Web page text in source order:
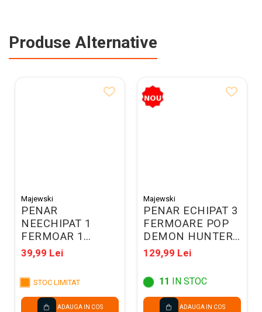
Produse Alternative
Majewski
PENAR
NEECHIPAT 1
FERMOAR 1
EXTENSIE
ST.RIGHT PC-01
TURBO KICK
697425
39,99 Lei
STOC LIMITAT
ADAUGA IN COS
Majewski
PENAR ECHIPAT 3
FERMOARE POP
DEMON HUNTERS
VIOLET 304835
129,99 Lei
11 IN STOC
ADAUGA IN COS